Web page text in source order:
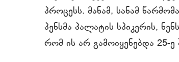
პროცესს. მანამ, სანამ
პენსმა პალატის სპიკერის,
რომ ის არ გამოიყენებდა 25-